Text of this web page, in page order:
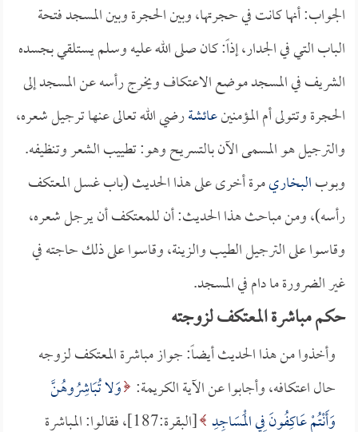
الجواب: أنها كانت في حجرتها، وبين الحجرة وبين المسجد فتحة
الباب التي في الجدار، إذاً: كان صلى الله عليه وسلم يستلقي بجسده
الشريف في المسجد موضع الاعتكاف ويخرج رأسه عن المسجد إلى
الحجرة وتتولى أم المؤمنينعائشةرضي الله تعالى عنها ترجيل شعره،
والترجيل هو المسمى الآن بالتسريح وهو: تطييب الشعر وتنظيفه.
وبوبالبخاريمرة أخرى على هذا الحديث (باب غسل المعتكف
رأسه)، ومن مباحث هذا الحديث: أن للمعتكف أن يرجل شعره،
وقاسوا على الترجيل الطيب والزينة، وقاسوا على ذلك حاجته في
غير الضرورة ما دام في المسجد.
حكم مباشرة المعتكف لزوجته
وأخذوا من هذا الحديث أيضاً: جواز مباشرة المعتكف لزوجه
حال اعتكافه، وأجابوا عن الآية الكريمة: وَلا تُبَاشِرُوهُنَّ
وَأَنْتُمْ عَاكِفُونَ فِي الْمَسَاجِدِ
[البقرة:187]، فقالوا: المباشرة